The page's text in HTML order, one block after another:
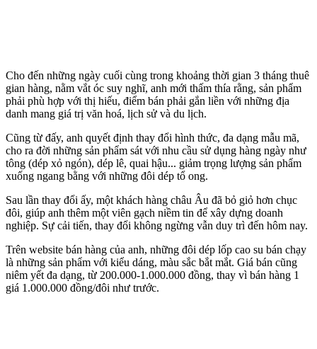
Cho đến những ngày cuối cùng trong khoảng thời gian 3 tháng thuê
gian hàng, nằm vắt óc suy nghĩ, anh mới thấm thía rằng, sản phẩm
phải phù hợp với thị hiếu, điểm bán phải gắn liền với những địa
danh mang giá trị văn hoá, lịch sử và du lịch.
Cũng từ đấy, anh quyết định thay đổi hình thức, đa dạng mẫu mã,
cho ra đời những sản phẩm sát với nhu cầu sử dụng hàng ngày như
tông (dép xỏ ngón), dép lê, quai hậu... giảm trọng lượng sản phẩm
xuống ngang bằng với những đôi dép tổ ong.
Sau lần thay đổi ấy, một khách hàng châu Âu đã bỏ giỏ hơn chục
đôi, giúp anh thêm một viên gạch niềm tin để xây dựng doanh
nghiệp. Sự cải tiến, thay đổi không ngừng vẫn duy trì đến hôm nay.
Trên website bán hàng của anh, những đôi dép lốp cao su bán chạy
là những sản phẩm với kiểu dáng, màu sắc bắt mắt. Giá bán cũng
niêm yết đa dạng, từ 200.000-1.000.000 đồng, thay vì bán hàng 1
giá 1.000.000 đồng/đôi như trước.